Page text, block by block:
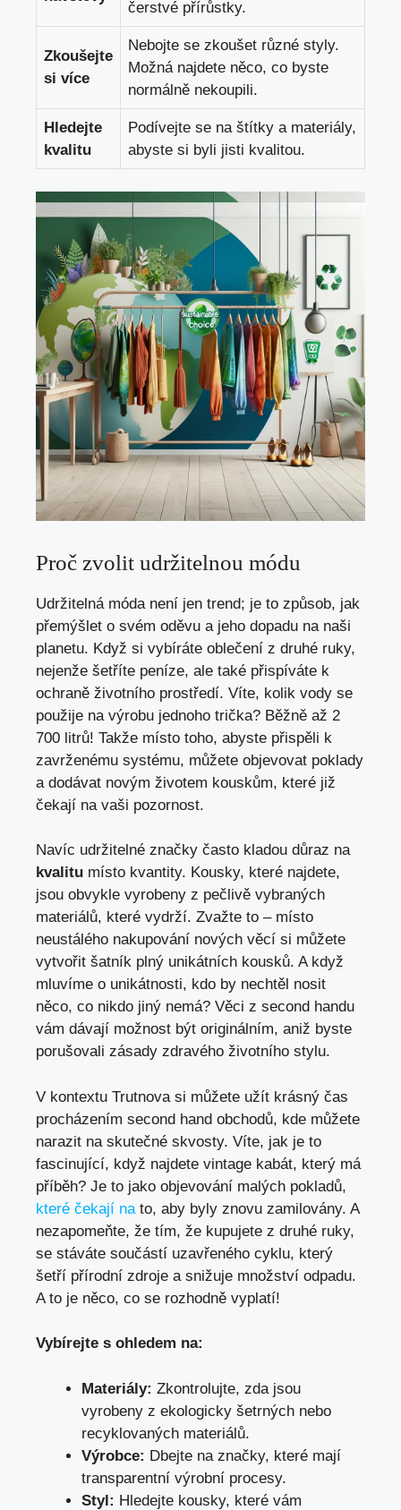
čerstvé přírůstky.
Zkoušejte
si více
Nebojte se zkoušet různé styly.
Možná najdete ⁢něco, ‍co byste
normálně nekoupili.
Hledejte⁤
kvalitu
Podívejte se ⁣na štítky ⁣a materiály,
abyste si byli jisti ‍kvalitou.
Proč zvolit udržitelnou⁣ módu
Udržitelná⁣ móda není ​jen trend; je to způsob,⁣ jak
přemýšlet⁤ o⁤ svém oděvu a jeho dopadu na naši
planetu. ​Když si ⁢vybíráte oblečení z‍ druhé ruky,
nejenže šetříte peníze, ale‌ také přispíváte k
ochraně životního prostředí. Víte, kolik‌ vody se
použije ‌na výrobu​ jednoho trička? Běžně až 2
700 ⁢litrů! ‌Takže ⁣místo toho, abyste přispěli k‌
zavrženému‌ systému, můžete⁤ objevovat⁤ poklady
a dodávat novým životem kouskům, které již
čekají⁢ na‍ vaši pozornost.
Navíc udržitelné značky‍ často kladou ​důraz na
kvalitu místo kvantity.⁣ Kousky, které najdete,
jsou obvykle vyrobeny z pečlivě ‍vybraných
materiálů,⁣ které vydrží. Zvažte to – místo​
neustálého nakupování nových věcí si​ můžete
vytvořit šatník plný unikátních kousků. A když
mluvíme⁤ o⁤ unikátnosti, kdo ‌by nechtěl ‌nosit
něco, ⁤co⁢ nikdo jiný ‌nemá? Věci ‍z second‌ handu
vám dávají možnost být originálním, ‌aniž byste
porušovali zásady⁤ zdravého ⁤životního ‍stylu.
V kontextu Trutnova si ⁤můžete užít krásný čas
procházením second hand ‌obchodů, kde můžete
narazit na skutečné skvosty. Víte,⁢ jak‍ je to
fascinující, když najdete vintage ‍kabát, který má
příběh? Je to jako objevování malých pokladů,
které čekají na to, ‍aby byly znovu zamilovány. A
nezapomeňte, ‌že ⁣tím, že kupujete z‍ druhé ruky,
se‍ stáváte součástí uzavřeného cyklu, který
šetří přírodní‍ zdroje ‍a snižuje množství​ odpadu.
A to je něco, co se rozhodně vyplatí!
Vybírejte s ohledem na:
Materiály: Zkontrolujte, zda jsou
vyrobeny z ekologicky​ šetrných nebo
recyklovaných materiálů.
Výrobce: Dbejte na značky,⁢ které mají‌
transparentní ‍výrobní procesy.
Styl: Hledejte kousky, které vám